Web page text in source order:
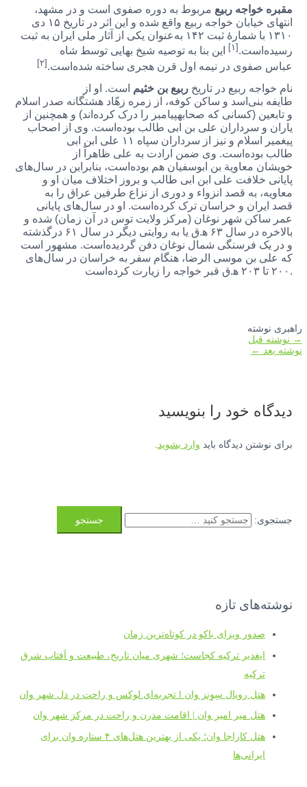
مقبره خواجه ربیع مربوط به دوره صفوی است و در مشهد،
انتهای خیابان خواجه ربیع واقع شده و این اثر در تاریخ ۱۵ دی
۱۳۱۰ با شمارهٔ ثبت ۱۴۲ به‌عنوان یکی از آثار ملی ایران به ثبت
رسیده‌است. [۱]
این بنا به توصیه شیخ بهایی توسط شاه
عباس صفوی در نیمه اول قرن هجری ساخته شده‌است.[۲]
نام خواجه ربیع در تاریخربیع بن خثیم است. او از
طایفه بنی‌اسد و ساکن کوفه، از زمره زهّاد هشتگانه صدر اسلام
و تابعین (کسانی که صحابهپیامبر را درک کرده‌اند) و همچنین از
یاران و سرداران علی بن ابی طالب بوده‌است. وی از اصحاب
پیغمیر اسلام و نیز از سرداران سپاه ۱۱ علی ابن ابی
طالب بوده‌است. وی ضمن ارادت به علی ظاهراً از
خویشان معاویة بن ابوسفیان هم بوده‌است، بنابراین در سال‌های
پایانی خلافت علی ابن ابی طالب و بروز اختلاف میان او و
معاویه، به قصد انزواء و دوری از نزاع طرفین عراق را به
قصد ایران و خراسان ترک کرده‌است. او در سال‌های پایانی
عمر ساکن شهر نوغان (مرکز ولایت توس در آن زمان) شده و
بالاخره در سال ۶۳ ه‍.ق یا به روایتی دیگر در سال ۶۱ درگذشته
و در یک فرسنگی شمال نوغان دفن گردیده‌است. مشهور است
که علی بن موسی الرضا، هنگام سفر به خراسان در سال‌های
۲۰۰ تا ۲۰۳ ه‍.ق قبر خواجه را زیارت کرده‌است.
راهبری نوشته
→ نوشته قبل
نوشته بعد ←
دیدگاه‌ خود را بنویسید
برای نوشتن دیدگاه باید وارد بشوید.
جستجوی:
نوشته‌های تازه
صدور ویزای باکو در کوتاه‌ترین زمان
ایغدیر ترکیه کجاست؛ شهری میان تاریخ، طبیعت و آفتاب شرق
ترکیه
هتل رویال سِوِنز وان l تجربه‌ای لوکس و راحت در دل شهر وان
هتل میر امیر وان | اقامت مدرن و راحت در مرکز شهر وان
هتل کاراجا وان؛ یکی از بهترین هتل‌های ۴ ستاره وان برای
ایرانی‌ها